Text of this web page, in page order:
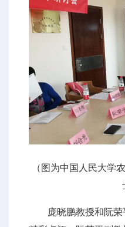
（图为中国人民大学
庞晓鹏教授和阮